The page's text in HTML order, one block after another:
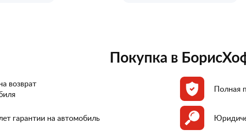
Покупка в
возврат
Полная
гарантии на автомобиль